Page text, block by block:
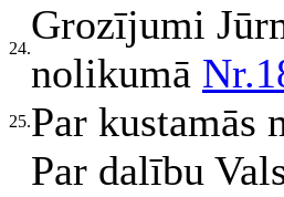
24.
Grozījumi
nolikumā
25.Par kustamās
Par dalību